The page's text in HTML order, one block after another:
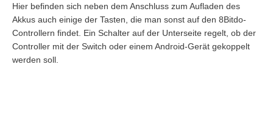
Hier befinden sich neben dem Anschluss zum Aufladen des
Akkus auch einige der Tasten, die man sonst auf den 8Bitdo-
Controllern findet. Ein Schalter auf der Unterseite regelt, ob der
Controller mit der Switch oder einem Android-Gerät gekoppelt
werden soll.